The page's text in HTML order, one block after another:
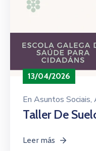
13/04/2026
En Asuntos Sociais‚
Taller De
Leer más